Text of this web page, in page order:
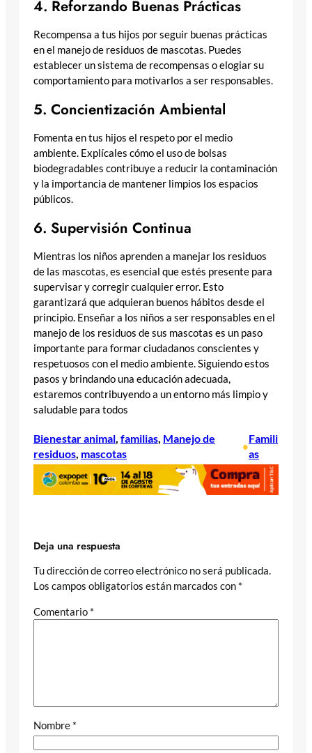
4. Reforzando Buenas Prácticas
Recompensa a tus hijos por seguir buenas prácticas
en el manejo de residuos de mascotas. Puedes
establecer un sistema de recompensas o elogiar su
comportamiento para motivarlos a ser responsables.
5. Concientización Ambiental
Fomenta en tus hijos el respeto por el medio
ambiente. Explícales cómo el uso de bolsas
biodegradables contribuye a reducir la contaminación
y la importancia de mantener limpios los espacios
públicos.
6. Supervisión Continua
Mientras los niños aprenden a manejar los residuos
de las mascotas, es esencial que estés presente para
supervisar y corregir cualquier error. Esto
garantizará que adquieran buenos hábitos desde el
principio. Enseñar a los niños a ser responsables en el
manejo de los residuos de sus mascotas es un paso
importante para formar ciudadanos conscientes y
respetuosos con el medio ambiente. Siguiendo estos
pasos y brindando una educación adecuada,
estaremos contribuyendo a un entorno más limpio y
saludable para todos
Bienestar animal, familias, Manejo de
residuos, mascotas
•
Famili
as
Deja una respuesta
Tu dirección de correo electrónico no será publicada.
Los campos obligatorios están marcados con *
Comentario *
Nombre *